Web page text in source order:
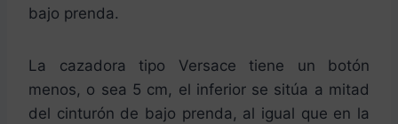
bajo prenda.
La cazadora tipo Versace tiene un botón
menos, o sea 5 cm, el inferior se sitúa a mitad
del cinturón de bajo prenda, al igual que en la